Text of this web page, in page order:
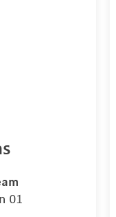
01